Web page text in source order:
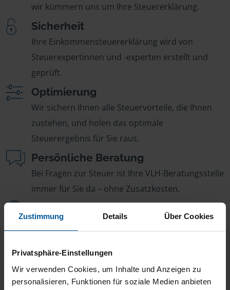
Zustimmung Details Über Cookies
Privatsphäre-Einstellungen
Wir verwenden Cookies, um Inhalte und Anzeigen zu
personalisieren, Funktionen für soziale Medien anbieten
wir kümmern uns um Ihre Steuererklärung.
Sicherheit
Ihre Einkommensteuererklärung wird von
Steuerexpertinnen und -experten erstellt und
geprüft.
Optimierung
Wir sichern Ihnen alle Steuervorteile, die Ihnen
zustehen, und holen das optimale
Steuerergebnis für Sie raus.
Persönliche Beratung
Bei Fragen zur Steuer ist Ihre VLH-Beratungsstelle
immer für Sie da – ohne Zusatzkosten.
Sie zahlen für alle unsere Leistungen nur einen
Jahreseinnahmen richtet.